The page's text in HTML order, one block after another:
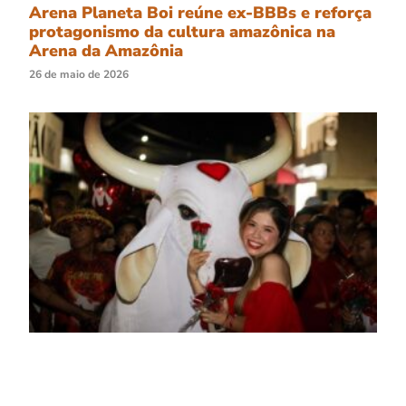
Arena Planeta Boi reúne ex-BBBs e reforça
protagonismo da cultura amazônica na
Arena da Amazônia
26 de maio de 2026